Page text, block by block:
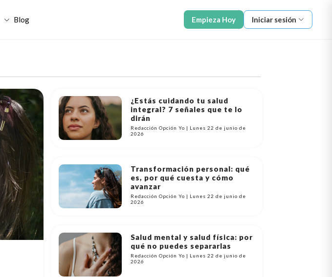
Blog Empieza Hoy Iniciar sesión
¿Estás cuidando tu salud
integral? 7 señales que te lo
dirán
Redacción Opción Yo | Lunes 22 de junio de
2026
Transformación personal: qué
es, por qué cuesta y cómo
avanzar
Redacción Opción Yo | Lunes 22 de junio de
2026
Salud mental y salud física: por
qué no puedes separarlas
Redacción Opción Yo | Lunes 22 de junio de
2026